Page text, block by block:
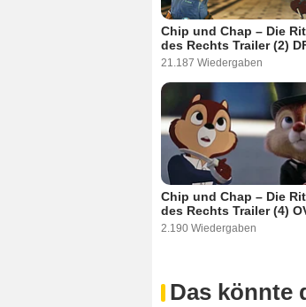
Chip und Chap – Die
des Rechts Trailer (2)
21.187 Wiedergaben
Chip und Chap – Die
des Rechts Trailer (4)
2.190 Wiedergaben
Das könnte